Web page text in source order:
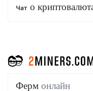
Чат о
Ферм онлайн